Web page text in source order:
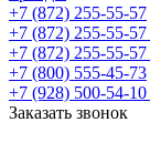
+7 (872) 255-55-57
+7 (872) 255-55-57
+7 (872) 255-55-57
+7 (800) 555-45-73
+7 (928) 500-54-10
Заказать звонок